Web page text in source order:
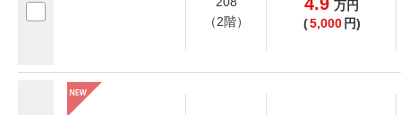
（2階）
万円
(5,000 円)